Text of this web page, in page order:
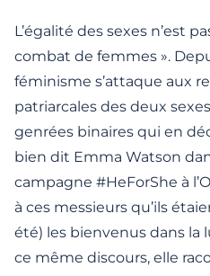
L’égalité des sexes n’est
combat de femmes ».
féminisme s’attaque aux
patriarcales des deux
genrées binaires qui en
bien dit Emma Watson
campagne #HeForShe à
à ces messieurs qu’ils
été) les bienvenus dans la
ce même discours, elle